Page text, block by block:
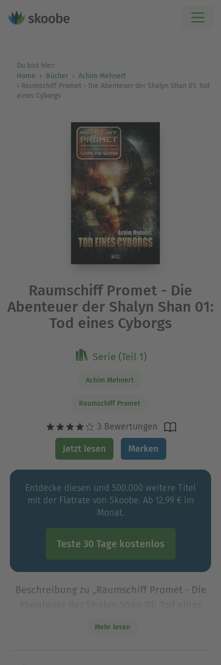
Du bist hier:
Home
Bücher
Achim Mehnert
Raumschiff Promet - Die Abenteuer der Shalyn Shan 01: Tod
eines Cyborgs
Raumschiff Promet - Die
Abenteuer der Shalyn Shan 01:
Tod eines Cyborgs
Serie (Teil 1)
Achim Mehnert
Raumschiff Promet
3 Bewertungen
Jetzt lesen Merken
Entdecke diesen und 500.000 weitere Titel
mit der Flatrate von Skoobe. Ab 12,99 € im
Monat.
Teste 30 Tage kostenlos
Beschreibung zu „Raumschiff Promet - Die
CRC eine Nachricht der verschollenen Bankor-
Mehr lesen